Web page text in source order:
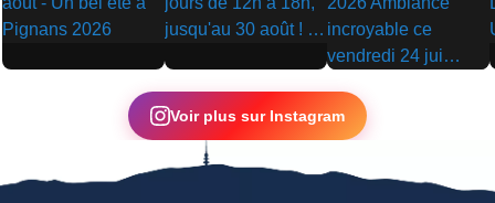
▶ ▶
▶
Voir plus sur Instagram